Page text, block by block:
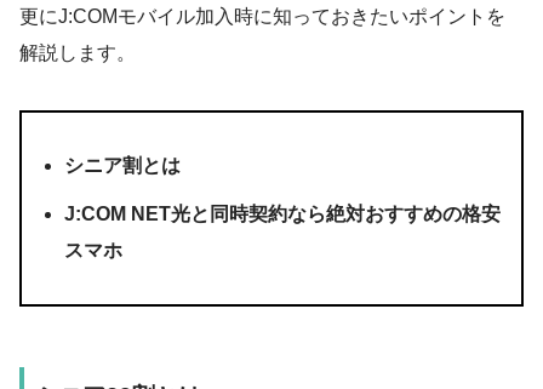
更にJ:COMモバイル加入時に知っておきたいポイントを
解説します。
シニア割とは
J:COM NET光と同時契約なら絶対おすすめの格安
スマホ